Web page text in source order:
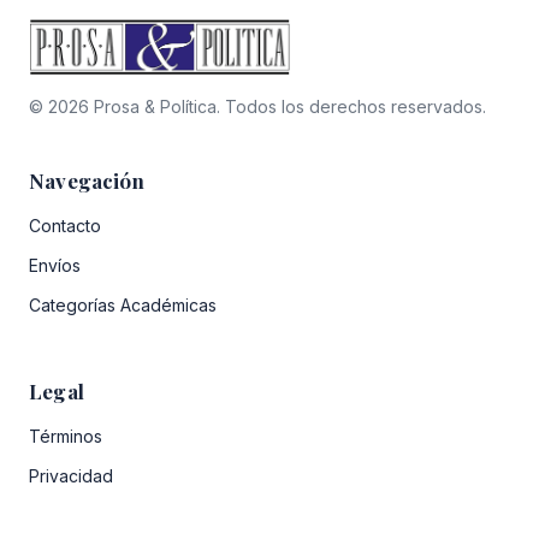
© 2026 Prosa & Política. Todos los derechos reservados.
Navegación
Contacto
Envíos
Categorías Académicas
Legal
Términos
Privacidad